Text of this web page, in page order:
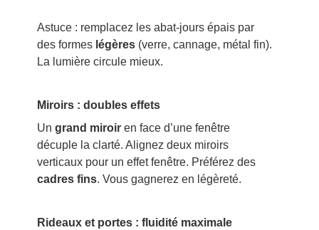
Astuce : remplacez les abat-jours épais par
des formes légères(verre, cannage, métal fin).
La lumière circule mieux.
Miroirs : doubles effets
Un grand miroiren face d’une fenêtre
décuple la clarté. Alignez deux miroirs
verticaux pour un effet fenêtre. Préférez des
cadres fins. Vous gagnerez en légèreté.
Rideaux et portes : fluidité maximale